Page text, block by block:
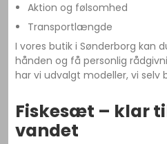
Aktion og følsomhed
Transportlængde
I vores butik i Sønderborg kan
hånden og få personlig
har vi udvalgt modeller, vi selv
Fiskesæt – klar
vandet